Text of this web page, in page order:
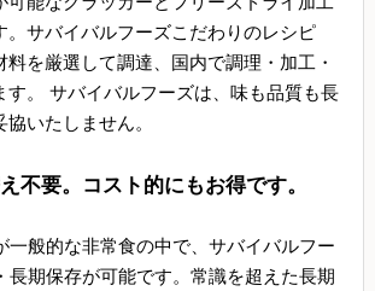
。サバイバルフーズこだわりのレシピ
料を厳選して調達、国内で調理・加工・
す。 サバイバルフーズは、味も品質も長
いたしません。
不要。コスト的にもお得です。
一般的な非常食の中で、サバイバルフー
長期保存が可能です。常識を超えた長期